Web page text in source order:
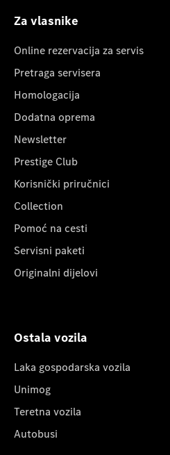
Za vlasnike
Online rezervacija za servis
Pretraga servisera
Homologacija
Dodatna oprema
Newsletter
Prestige Club
Korisnički priručnici
Collection
Pomoć na cesti
Servisni paketi
Originalni dijelovi
Ostala vozila
Laka gospodarska vozila
Unimog
Teretna vozila
Autobusi